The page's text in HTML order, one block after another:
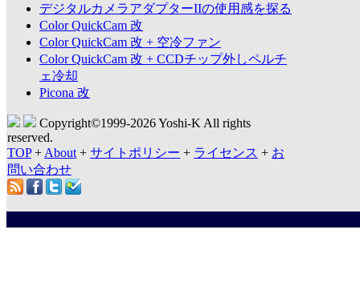
デジタルカメラアダプターIIの使用感を探る
Color QuickCam 改
Color QuickCam 改 + 空冷ファン
Color QuickCam 改 + CCDチップ外しペルチ
ェ冷却
Picona 改
Copyright©1999-2026 Yoshi-K All rights
reserved.
TOP+ About + サイトポリシー + ライセンス + お
問い合わせ